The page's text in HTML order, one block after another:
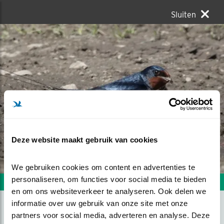
Deze website maakt gebruik van cookies
We gebruiken cookies om content en advertenties te
personaliseren, om functies voor social media te bieden
en om ons websiteverkeer te analyseren. Ook delen we
informatie over uw gebruik van onze site met onze
partners voor social media, adverteren en analyse. Deze
Sluiten
Volgende foto Vorige foto